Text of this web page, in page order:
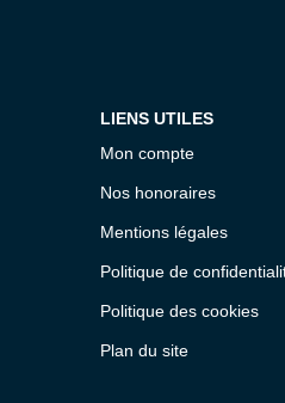
LIENS UTILES
Mon compte
Nos honoraires
Mentions légales
Politique de
Politique des cookies
Plan du site